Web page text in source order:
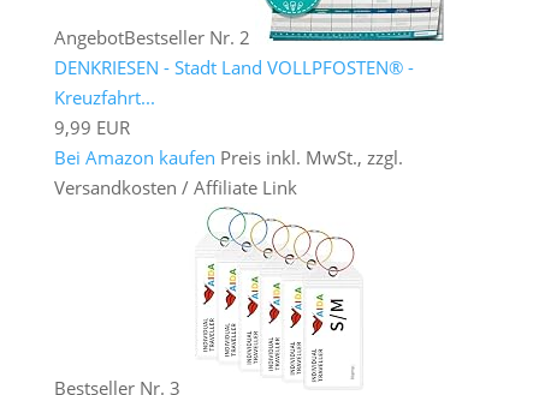
AngebotBestseller Nr. 2
DENKRIESEN - Stadt Land VOLLPFOSTEN® -
Kreuzfahrt...
9,99 EUR
Bei Amazon kaufen Preis inkl. MwSt., zzgl.
Versandkosten / Affiliate Link
Bestseller Nr. 3